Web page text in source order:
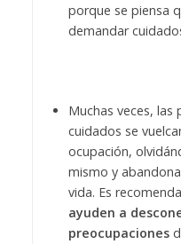
porque se piensa
demandar
Muchas veces, las
cuidados se
ocupación,
mismo y
vida. Es
ayuden a
preocupaciones